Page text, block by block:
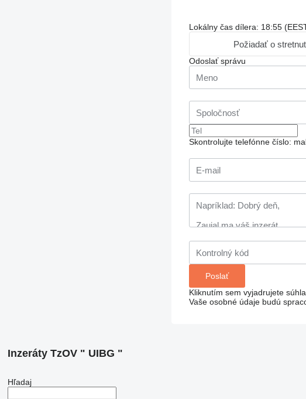
Lokálny čas dílera: 18:55
Požiadať o
Odoslať správu
Skontrolujte telefónne číslo:
Kliknutím sem vyjadrujete
Vaše osobné údaje budú
Inzeráty TzOV " UIBG "
Hľadaj